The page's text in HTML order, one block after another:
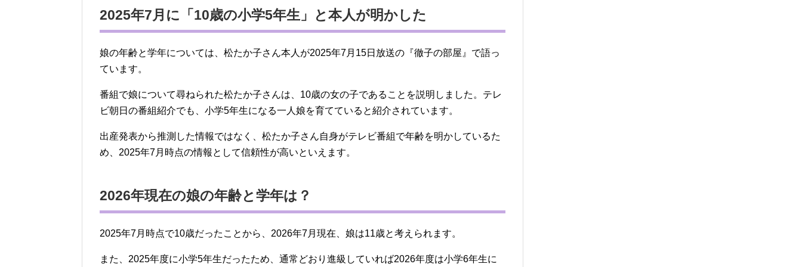
2025年7月に「10歳の小学5年生」と本人が明かした
娘の年齢と学年については、松たか子さん本人が2025年7月15日放送の『徹子の部屋』で語っ
ています。
番組で娘について尋ねられた松たか子さんは、10歳の女の子であることを説明しました。テレ
ビ朝日の番組紹介でも、小学5年生になる一人娘を育てていると紹介されています。
出産発表から推測した情報ではなく、松たか子さん自身がテレビ番組で年齢を明かしているた
め、2025年7月時点の情報として信頼性が高いといえます。
2026年現在の娘の年齢と学年は？
2025年7月時点で10歳だったことから、2026年7月現在、娘は11歳と考えられます。
また、2025年度に小学5年生だったため、通常どおり進級していれば2026年度は小学6年生に